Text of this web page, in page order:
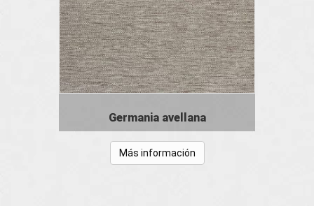
Germania avellana
Más información